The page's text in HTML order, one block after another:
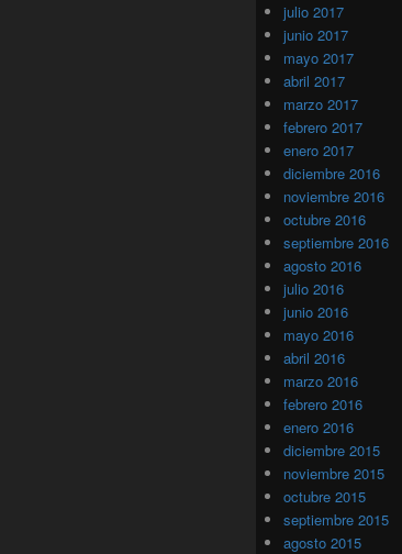
julio 2017
junio 2017
mayo 2017
abril 2017
marzo 2017
febrero 2017
enero 2017
diciembre 2016
noviembre 2016
octubre 2016
septiembre 2016
agosto 2016
julio 2016
junio 2016
mayo 2016
abril 2016
marzo 2016
febrero 2016
enero 2016
diciembre 2015
noviembre 2015
octubre 2015
septiembre 2015
agosto 2015